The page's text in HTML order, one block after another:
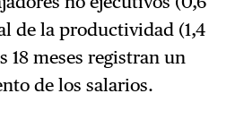
de la productividad (1,4
18 meses registran un
de los salarios.